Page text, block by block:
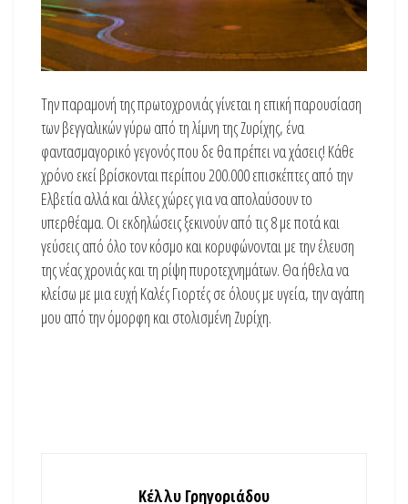
Την παραμονή της πρωτοχρονιάς γίνεται η επική παρουσίαση
των βεγγαλικών γύρω από τη λίμνη της Ζυρίχης, ένα
φαντασμαγορικό γεγονός που δε θα πρέπει να χάσεις! Κάθε
χρόνο εκεί βρίσκονται περίπου 200.000 επισκέπτες από την
Ελβετία αλλά και άλλες χώρες για να απολαύσουν το
υπερθέαμα. Οι εκδηλώσεις ξεκινούν από τις 8 με ποτά και
γεύσεις από όλο τον κόσμο και κορυφώνονται με την έλευση
της νέας χρονιάς και τη ρίψη πυροτεχνημάτων. Θα ήθελα να
κλείσω με μια ευχή Καλές Γιορτές σε όλους με υγεία, την αγάπη
μου από την όμορφη και στολισμένη Ζυρίχη.
Κέλλυ Γρηγοριάδου